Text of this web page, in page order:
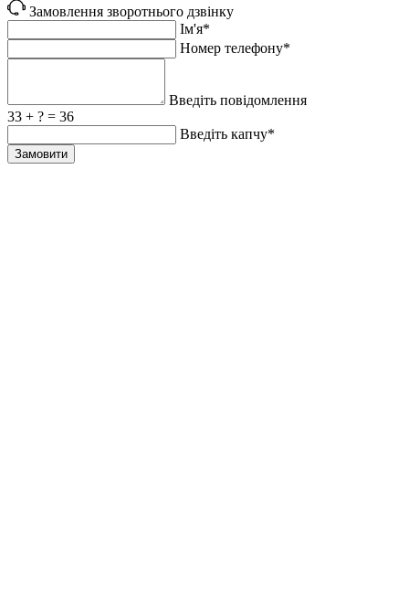
Замовлення зворотнього дзвінку
Ім'я*
Номер телефону*
Введіть повідомлення
33 + ? = 36
Введіть капчу*
Замовити